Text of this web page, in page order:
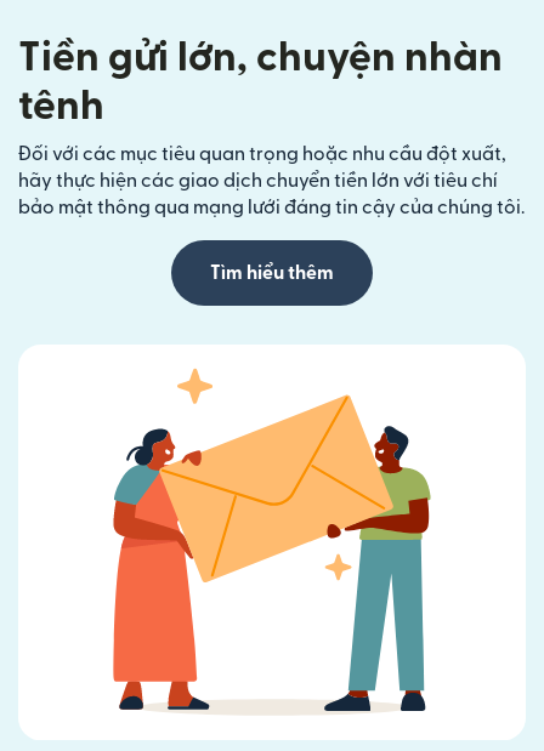
Tiền gửi lớn, chuyện nhàn
tênh
Đối với các mục tiêu quan trọng hoặc nhu cầu đột xuất,
hãy thực hiện các giao dịch chuyển tiền lớn với tiêu chí
bảo mật thông qua mạng lưới đáng tin cậy của chúng tôi.
Tìm hiểu thêm